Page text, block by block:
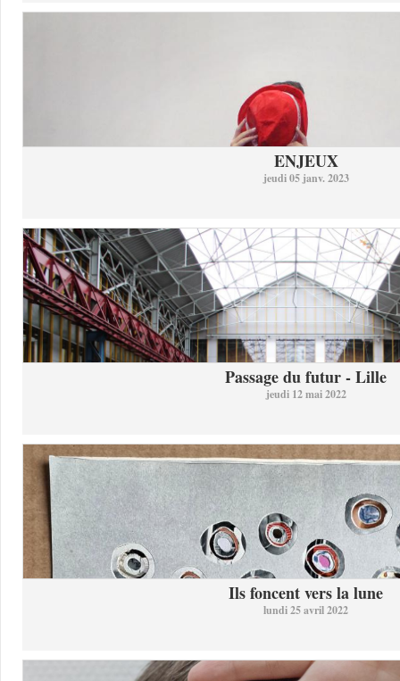
ENJEUX
jeudi 05 janv. 2023
Passage du futur - Lille
jeudi 12 mai 2022
Ils foncent vers la lune
lundi 25 avril 2022